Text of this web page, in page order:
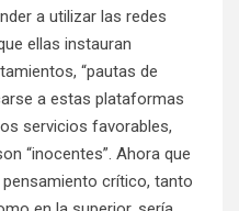
a utilizar las redes
ellas instauran
“pautas de
a estas plataformas
servicios favorables,
“inocentes”. Ahora que
crítico, tanto